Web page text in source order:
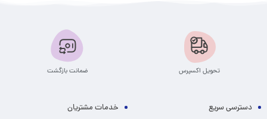
تحویل اکسپرس ضمانت بازگشت
دسترسی سریع خدمات مشتریان